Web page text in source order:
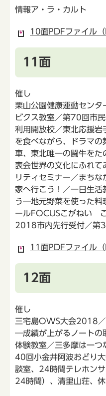
情報ア・ラ・カルト
10面PDFファイル
11面
催し
栗山公園健康運動センタ
ビクス教室／第70回市
利用開放校／東北応援
を食べながら、ドラマの
車、東北唯一の闘牛をた
表会世界の文化にふれて
リティセミナー／まち
家へ行こう！／一日生活
う―地元野菜を使った
ールFOCUSこがねい
2018市内先行受付／第
11面PDFファイル
12面
催し
三宅島OWS大会2018
―成績が上がるノートの
体験教室／三多摩は一つ
40回小金井阿波おどり
談室、24時間テレホン
24時間）、清里山荘、